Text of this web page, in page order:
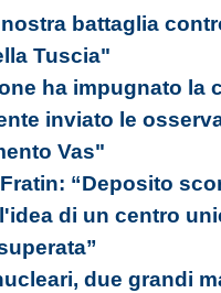
battaglia
Tuscia"
ha impugnato la
inviato le
Vas"
“Deposito
di un centro
due grandi